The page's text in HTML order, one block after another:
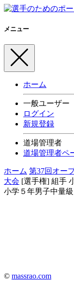
メニュー
ホーム
一般ユーザー
ログイン
新規登録
道場管理者
道場管理者ペ
ホーム 第37回オー
大会 [選手権] 組手
小学５年男子中量
© massrao.com